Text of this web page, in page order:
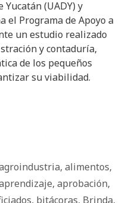
(UADY) y
el Programa de Apoyo a
un estudio realizado
y contaduría,
de los pequeños
su viabilidad.
, alimentos,
, aprobación,
, bitácoras, Brinda,